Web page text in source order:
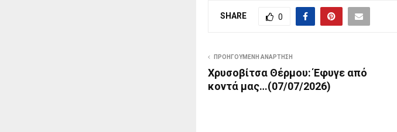
SHARE 0
ΠΡΟΗΓΟΎΜΕΝΗ ΑΝΆΡΤΗΣΗ
Χρυσοβίτσα Θέρμου: Έφυγε από
κοντά μας…(07/07/2026)